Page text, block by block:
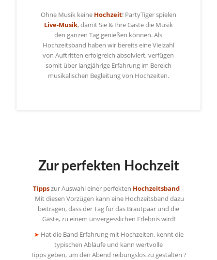
Ohne Musik keine Hochzeit! PartyTiger spielen
Live-Musik, damit Sie & Ihre Gäste die Musik
den ganzen Tag genießen können. Als
Hochzeitsband haben wir bereits eine Vielzahl
von Auftritten erfolgreich absolviert, verfügen
somit über langjährige Erfahrung im Bereich
musikalischen Begleitung von Hochzeiten.
Zur perfekten Hochzeit
Tippszur Auswahl einer perfekten Hochzeitsband–
Mit diesen Vorzügen kann eine Hochzeitsband dazu
beitragen, dass der Tag für das Brautpaar und die
Gäste, zu einem unvergesslichen Erlebnis wird!
➤ Hat die Band Erfahrung mit Hochzeiten, kennt die
typischen Abläufe und kann wertvolle
Tipps geben, um den Abend reibungslos zu gestalten ?